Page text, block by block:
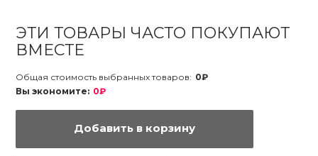
ЭТИ ТОВАРЫ ЧАСТО ПОКУПАЮТ
ВМЕСТЕ
Общая стоимость выбранных товаров: 0₽
Вы экономите: 0₽
Добавить в корзину